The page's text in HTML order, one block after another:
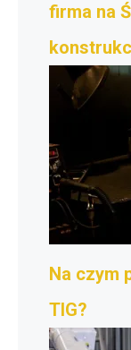
firma na
Na czym
TIG?